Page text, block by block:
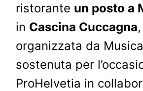
ristorante un posto a
in Cascina Cuccagna,
organizzata da
sostenuta per
ProHelvetia in